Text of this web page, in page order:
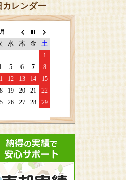
カレンダー
水 木 金
土
1
5 6 7
8
12 13 14
15
19 20 21
22
26 27 28
29